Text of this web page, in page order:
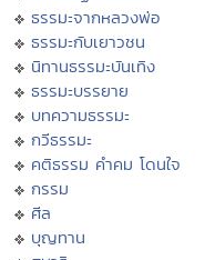
ธรรมะจากหลวงพ่อ
ธรรมะกับเยาวชน
นิทานธรรมะบันเทิง
ธรรมะบรรยาย
บทความธรรมะ
กวีธรรมะ
คติธรรม คำคม โดนใจ
กรรม
ศีล
บุญทาน